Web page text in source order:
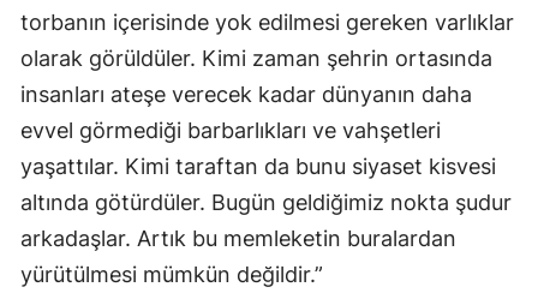
torbanın içerisinde yok edilmesi gereken varlıklar
olarak görüldüler. Kimi zaman şehrin ortasında
insanları ateşe verecek kadar dünyanın daha
evvel görmediği barbarlıkları ve vahşetleri
yaşattılar. Kimi taraftan da bunu siyaset kisvesi
altında götürdüler. Bugün geldiğimiz nokta şudur
arkadaşlar. Artık bu memleketin buralardan
yürütülmesi mümkün değildir.”